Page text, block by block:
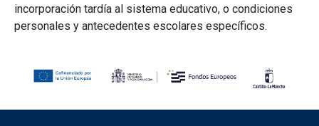
incorporación tardía al sistema educativo, o condiciones
personales y antecedentes escolares específicos.